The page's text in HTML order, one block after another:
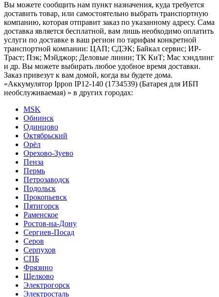
Вы можете сообщить нам пункт назначения, куда требуется
доставить товар, или самостоятельно выбрать транспортную
компанию, которая отправит заказ по указанному адресу. Сама
доставка является бесплатной, вам лишь необходимо оплатить
услуги по доставке в ваш регион по тарифам конкретной
транспортной компании: ЦАП; СДЭК; Байкал сервис; ИР-
Траст; Пэк; Мэйджор; Деловые линии; ТК КиТ; Мас хэндлинг
и др. Вы можете выбирать любое удобное время доставки.
Заказ привезут к вам домой, когда вы будете дома.
«Аккумулятор Ippon IP12-140 (1734539) (Батарея для ИБП
необслуживаемая) » в других городах:
MSK
Обнинск
Одинцово
Октябрьский
Орёл
Орехово-Зуево
Пенза
Пермь
Петрозаводск
Подольск
Прокопьевск
Пятигорск
Раменское
Ростов-на-Дону
Сергиев-Посад
Серов
Серпухов
СПБ
Фрязино
Щелково
Электрогорск
Электросталь